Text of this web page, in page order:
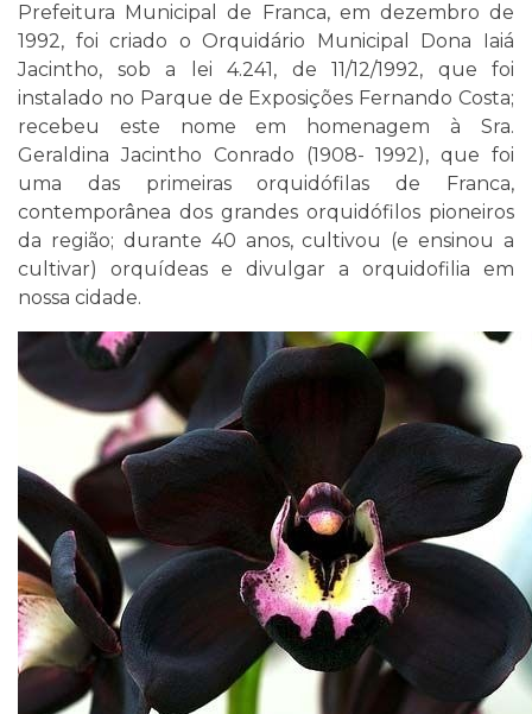
Prefeitura Municipal de Franca, em dezembro de
1992, foi criado o Orquidário Municipal Dona Iaiá
Jacintho, sob a lei 4.241, de 11/12/1992, que foi
instalado no Parque de Exposições Fernando Costa;
recebeu este nome em homenagem à Sra.
Geraldina Jacintho Conrado (1908- 1992), que foi
uma das primeiras orquidófilas de Franca,
contemporânea dos grandes orquidófilos pioneiros
da região; durante 40 anos, cultivou (e ensinou a
cultivar) orquídeas e divulgar a orquidofilia em
nossa cidade.